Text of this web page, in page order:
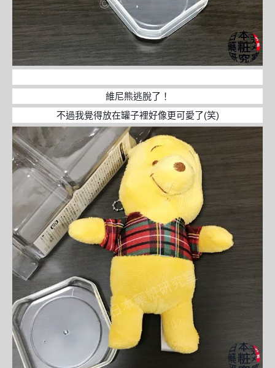
維尼熊逃脫了！
不過我覺得放在罐子裡好像更可愛了(笑)